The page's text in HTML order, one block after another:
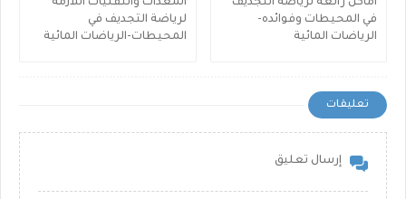
في المحيطات وفوائده-
الرياضات المائية
لرياضة التجديف في
المحيطات-الرياضات المائية
تعليقات
إرسال تعليق